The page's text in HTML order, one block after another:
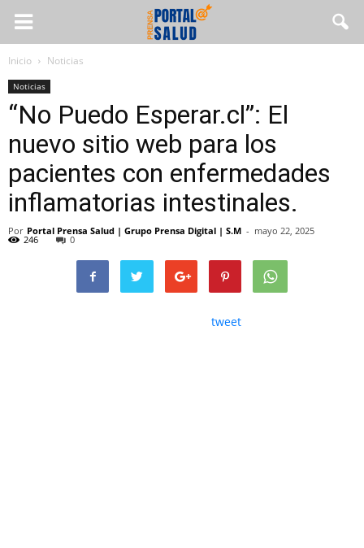
Inicio Noticias
Noticias
“No Puedo Esperar.cl”: El
nuevo sitio web para los
pacientes con enfermedades
inflamatorias intestinales.
Por Portal Prensa Salud | Grupo Prensa Digital | S.M - mayo 22, 2025
246 0
tweet